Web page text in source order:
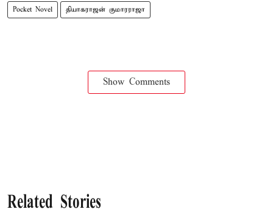
Pocket Novel தியாகராஜன் குமாரராஜா
Show Comments
Related Stories